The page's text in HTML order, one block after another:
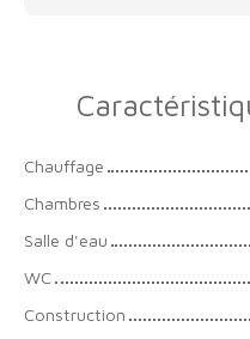
Chauffage
Chambres
Salle d'eau
WC
Construction